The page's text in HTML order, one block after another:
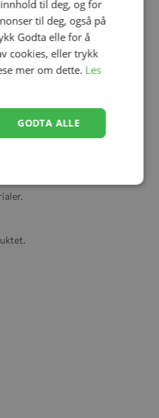
hodet.
til deg, og for
til deg, også på
Godta elle for å
cookies, eller trykk
mer om dette. Les
GODTA ALLE